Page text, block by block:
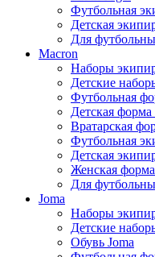
Футбольная
Детская
Для
Macron
Наборы
Детские
Футбольная
Детская форма
Вратарская
Футбольная
Детская
Женская
Для
Joma
Наборы
Детские
Обувь Joma